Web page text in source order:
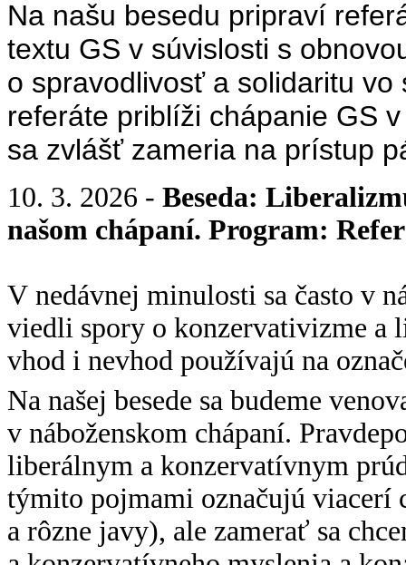
Na našu besedu pripraví
textu GS v súvislosti s
o spravodlivosť a solidaritu
referáte priblíži chápanie GS
sa zvlášť zameria na prístup
10. 3. 2026 - Beseda:
našom chápaní. Program:
V nedávnej minulosti sa často v
viedli spory o konzervativizme a
vhod i nevhod používajú na
Na našej besede sa budeme
v náboženskom chápaní.
liberálnym a konzervatívnym
týmito pojmami označujú viacerí
a rôzne javy), ale zamerať sa